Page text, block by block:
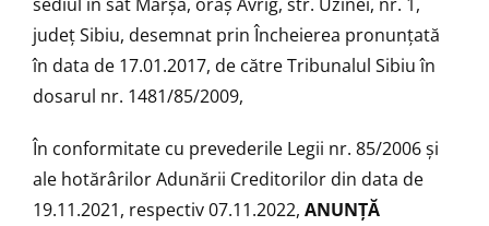
județ Sibiu, desemnat prin Încheierea pronunțată
în data de 17.01.2017, de către Tribunalul Sibiu în
dosarul nr. 1481/85/2009,
În conformitate cu prevederile Legii nr. 85/2006 şi
ale hotărârilor Adunării Creditorilor din data de
19.11.2021, respectiv 07.11.2022, ANUNŢĂ